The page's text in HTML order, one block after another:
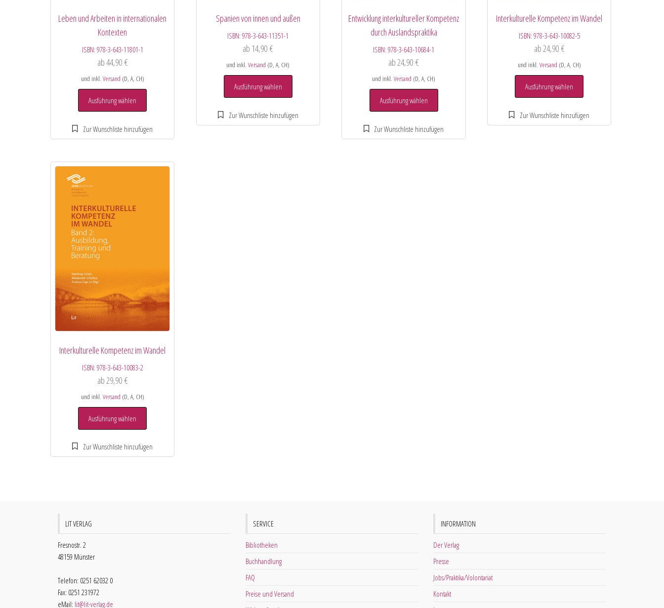
Leben und Arbeiten in internationalen
Kontexten
ISBN: 978-3-643-11801-1
ab44,90 €
und inkl. Versand (D, A, CH)
Ausführung wählen
Spanien von innen und außen
ISBN:978-3-643-11351-1
ab 14,90€
und inkl.Versand (D, A, CH)
Ausführung wählen
Entwicklung interkultureller Kompetenz
durch Auslandspraktika
ISBN:978-3-643-10684-1
ab24,90€
und inkl.Versand (D, A, CH)
Ausführung wählen
Interkulturelle Kompetenz im Wandel
ISBN: 978-3-643-10082-5
ab24,90 €
und inkl. Versand (D, A, CH)
Ausführung wählen
Interkulturelle Kompetenz im Wandel
ISBN: 978-3-643-10083-2
ab 29,90 €
und inkl. Versand (D, A, CH)
Ausführung wählen
LIT VERLAG
Fresnostr. 2
48159 Münster
Telefon: 0251 62032 0
Fax: 0251 231972
eMail: lit@lit-verlag.de
SERVICE
Bibliotheken
Buchhandlung
FAQ
Preise und Versand
INFORMATION
Der Verlag
Presse
Jobs/Praktika/Volontariat
Kontakt